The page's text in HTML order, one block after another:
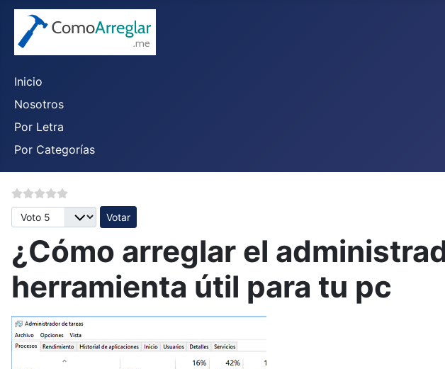
Inicio
Nosotros
Por Letra
Por Categorías
Por favor, vote
¿Cómo arreglar el
herramienta útil para tu pc